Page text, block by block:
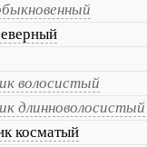
волосистый
длинноволосистый
косматый